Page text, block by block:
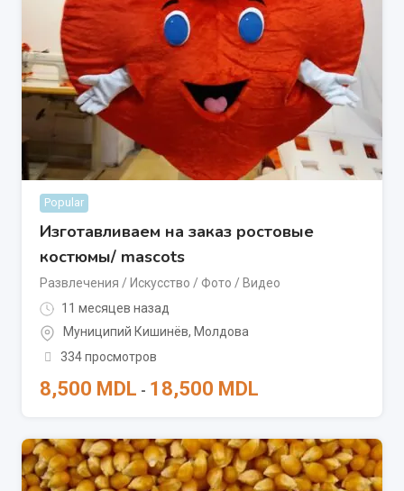
Popular
Изготавливаем на заказ ростовые
костюмы/ mascots
Развлечения / Искусство / Фото / Видео
11 месяцев назад
Муниципий Кишинёв, Молдова
334 просмотров
8,500 MDL - 18,500 MDL